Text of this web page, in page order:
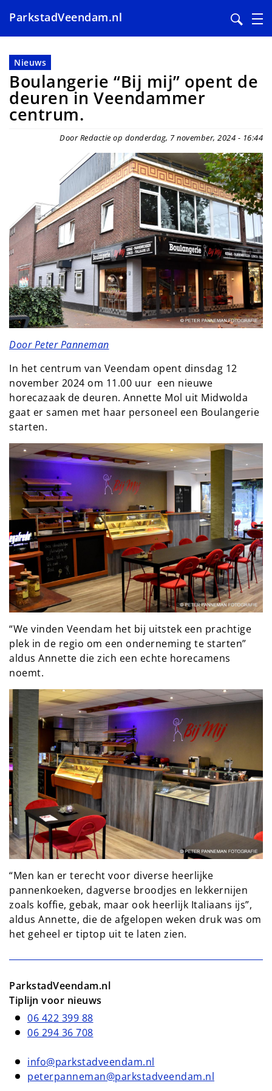
en
naar
de
inhoud
gaan
ParkstadVeendam.nl
Nieuws
Boulangerie “Bij mij” opent de
deuren in Veendammer
centrum.
Door Redactie op donderdag, 7 november, 2024 - 16:44
Door Peter Panneman
In het centrum van Veendam opent dinsdag 12
november 2024 om 11.00 uur een nieuwe
horecazaak de deuren. Annette Mol uit Midwolda
gaat er samen met haar personeel een Boulangerie
starten.
“We vinden Veendam het bij uitstek een prachtige
plek in de regio om een onderneming te starten”
aldus Annette die zich een echte horecamens
noemt.
“Men kan er terecht voor diverse heerlijke
pannenkoeken, dagverse broodjes en lekkernijen
zoals koffie, gebak, maar ook heerlijk Italiaans ijs”,
aldus Annette, die de afgelopen weken druk was om
het geheel er tiptop uit te laten zien.
ParkstadVeendam.nl
Tiplijn voor nieuws
06 422 399 88
06 294 36 708
info@parkstadveendam.nl
peterpanneman@parkstadveendam.nl